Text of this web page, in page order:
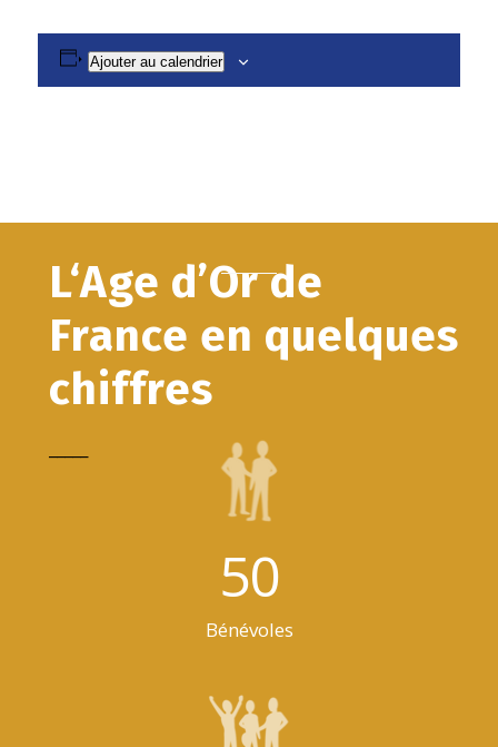
Ajouter au calendrier
L‘Age d’Or de
France en quelques
chiffres
50
Bénévoles